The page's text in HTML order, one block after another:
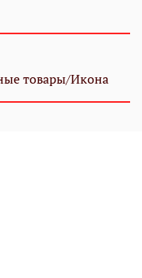
товары/Икона